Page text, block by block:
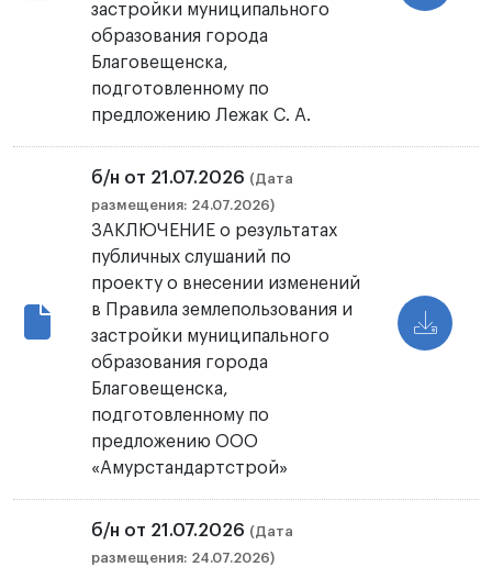
застройки муниципального
образования города
Благовещенска,
подготовленному по
предложению Лежак С. А.
б/н от 21.07.2026 (Дата
размещения: 24.07.2026)
ЗАКЛЮЧЕНИЕ о результатах
публичных слушаний по
проекту о внесении изменений
в Правила землепользования и
застройки муниципального
образования города
Благовещенска,
подготовленному по
предложению ООО
«Амурстандартстрой»
б/н от 21.07.2026 (Дата
размещения: 24.07.2026)